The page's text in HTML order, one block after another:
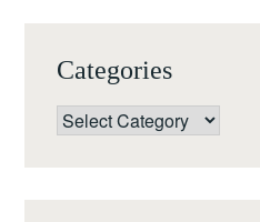
Categories
Categories